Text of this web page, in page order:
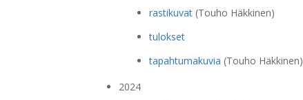
rastikuvat(Touho Häkkinen)
tulokset
tapahtumakuvia (Touho Häkkinen)
2024